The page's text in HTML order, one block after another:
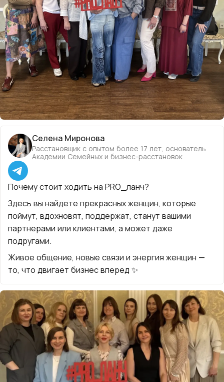
Селена Миронова
Расстановщик с опытом более 17 лет, основатель
Академии Семейных и бизнес-расстановок
Почему стоит ходить на PRO_ланч?
Здесь вы найдете прекрасных женщин, которые
поймут, вдохновят, поддержат, станут вашими
партнерами или клиентами, а может даже
подругами.
Живое общение, новые связи и энергия женщин —
то, что двигает бизнес вперед ✨